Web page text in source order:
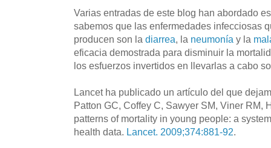
Varias entradas de este blog han abordado
sabemos que las enfermedades infecciosas
producen son la diarrea , la neumonía y la
eficacia demostrada para disminuir la
los esfuerzos invertidos en llevarlas a cabo
Lancet ha publicado un artículo del que
Patton GC, Coffey C, Sawyer SM, Viner RM,
patterns of mortality in young people: a
health data. Lancet. 2009;374:881-92